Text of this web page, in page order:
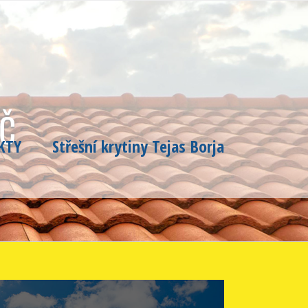
Střešní krytiny Tejas Borja
POPTÁVKA